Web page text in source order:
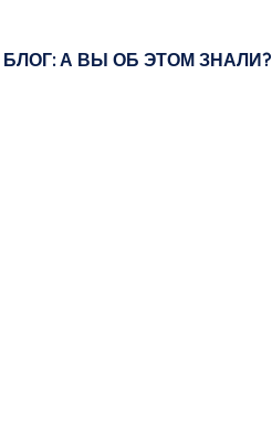
БЛОГ: А ВЫ ОБ ЭТОМ ЗНАЛИ?